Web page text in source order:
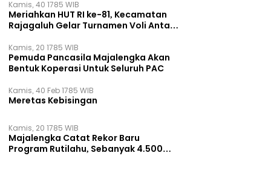
Kamis, 40 1785 WIB
Meriahkan HUT RI ke-81, Kecamatan
Rajagaluh Gelar Turnamen Voli Antar
Kamis, 20 1785 WIB
Pemuda Pancasila Majalengka Akan
Bentuk Koperasi Untuk Seluruh PAC
Kamis, 40 Feb 1785 WIB
Meretas Kebisingan
Kamis, 20 1785 WIB
Majalengka Catat Rekor Baru
Program Rutilahu, Sebanyak 4.500